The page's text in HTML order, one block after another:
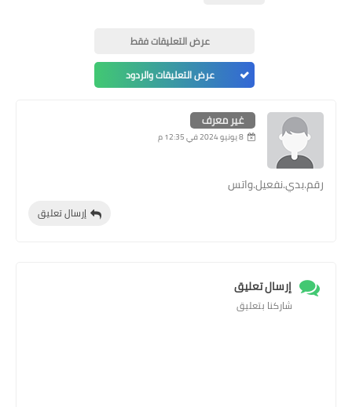
عرض التعليقات فقط
عرض التعليقات والردود
غير معرف
8 يونيو 2024 في 12:35 م
رقم.بدي.نفعيل.واتس
إرسال تعليق
إرسال تعليق
شاركنا بتعليق